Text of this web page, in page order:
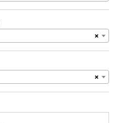
×
×